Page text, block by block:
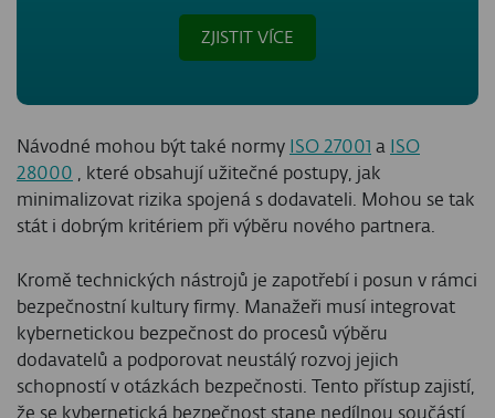
ZJISTIT VÍCE
Návodné mohou být také normy ISO 27001 a ISO
28000 , které obsahují užitečné postupy, jak
minimalizovat rizika spojená s dodavateli. Mohou se tak
stát i dobrým kritériem při výběru nového partnera.
Kromě technických nástrojů je zapotřebí i posun v rámci
bezpečnostní kultury firmy. Manažeři musí integrovat
kybernetickou bezpečnost do procesů výběru
dodavatelů a podporovat neustálý rozvoj jejich
schopností v otázkách bezpečnosti. Tento přístup zajistí,
že se kybernetická bezpečnost stane nedílnou součástí